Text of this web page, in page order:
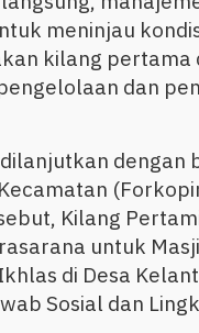
meninjau
kilang pertama
dan
dengan
Kilang
untuk
di Desa
Sosial dan